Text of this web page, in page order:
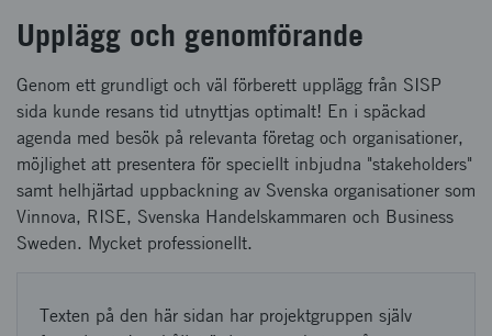
Upplägg och genomförande
Genom ett grundligt och väl förberett upplägg från SISP
sida kunde resans tid utnyttjas optimalt! En i späckad
agenda med besök på relevanta företag och organisationer,
möjlighet att presentera för speciellt inbjudna "stakeholders"
samt helhjärtad uppbackning av Svenska organisationer som
Vinnova, RISE, Svenska Handelskammaren och Business
Sweden. Mycket professionellt.
Texten på den här sidan har projektgruppen själv